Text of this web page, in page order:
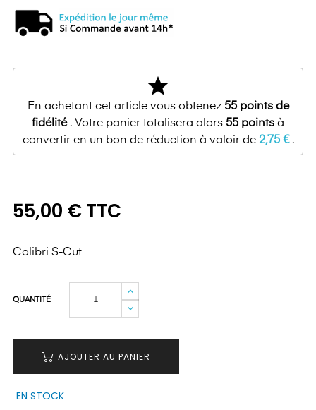
star
En achetant cet article vous obtenez 55points de
fidélité. Votre panier totalisera alors 55points à
convertir en un bon de réduction à valoir de 2,75 €.
55,00 € TTC
Colibri S-Cut
QUANTITÉ
AJOUTER AU PANIER
EN STOCK